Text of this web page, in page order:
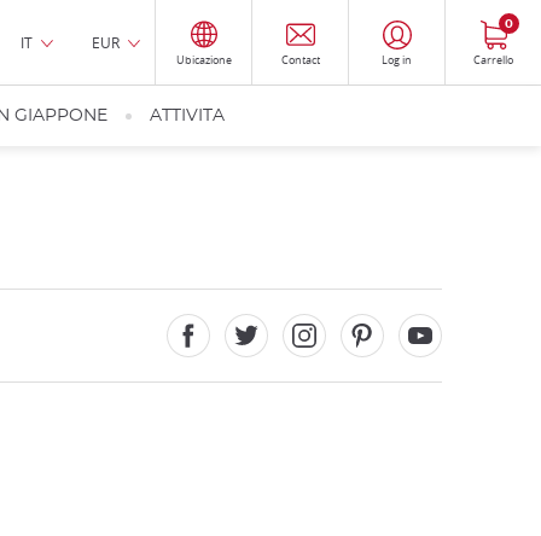
IT EUR
Ubicazione Contact Log in Carrello
0
GIAPPONE ATTIVITA